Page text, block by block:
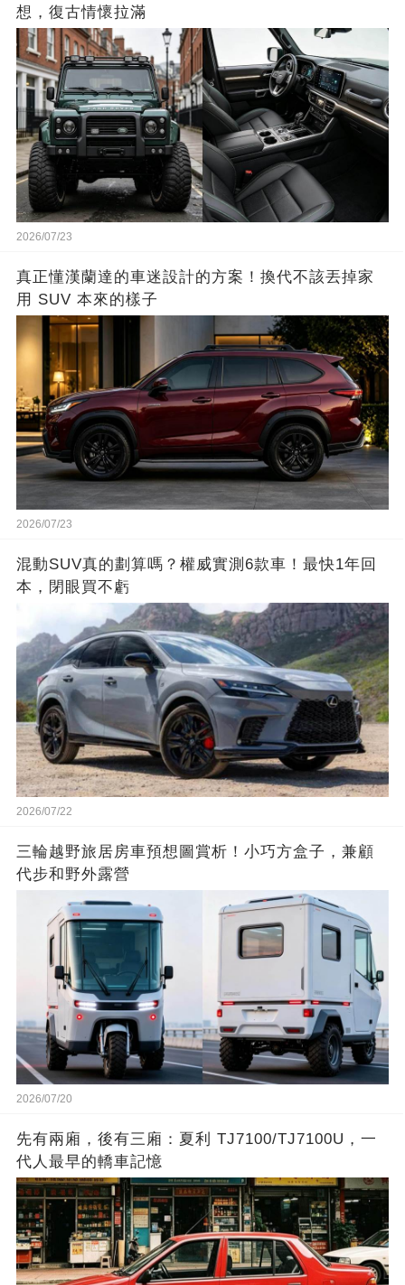
想，復古情懷拉滿
2026/07/23
真正懂漢蘭達的車迷設計的方案！換代不該丟掉家
用 SUV 本來的樣子
2026/07/23
混動SUV真的劃算嗎？權威實測6款車！最快1年回
本，閉眼買不虧
2026/07/22
三輪越野旅居房車預想圖賞析！小巧方盒子，兼顧
代步和野外露營
2026/07/20
先有兩廂，後有三廂：夏利 TJ7100/TJ7100U，一
代人最早的轎車記憶